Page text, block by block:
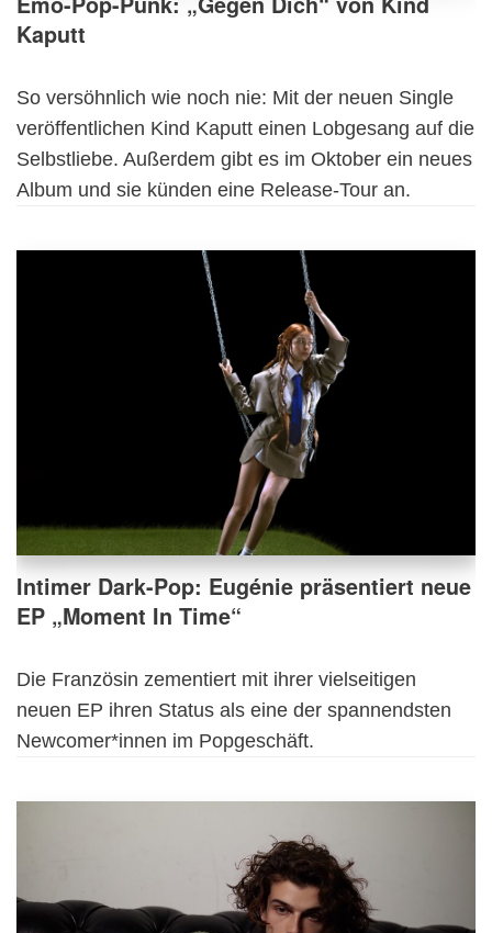
Kaputt
So versöhnlich wie noch nie: Mit der neuen Single
veröffentlichen Kind Kaputt einen Lobgesang auf die
Selbstliebe. Außerdem gibt es im Oktober ein neues
Album und sie künden eine Release-Tour an.
Intimer Dark-Pop: Eugénie präsentiert neue
EP „Moment In Time“
Die Französin zementiert mit ihrer vielseitigen
neuen EP ihren Status als eine der spannendsten
Newcomer*innen im Popgeschäft.